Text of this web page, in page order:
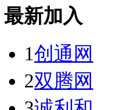
最新加入
1创通网
2双腾网